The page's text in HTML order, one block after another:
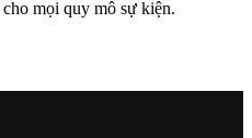
mọi quy mô sự kiện.